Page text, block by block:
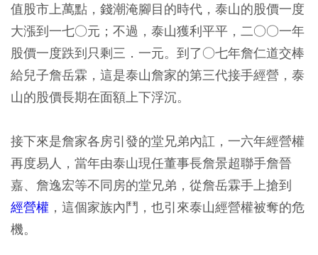
值股市上萬點，錢潮淹腳目的時代，泰山的股價一度
大漲到一七○元；不過，泰山獲利平平，二○○一年
股價一度跌到只剩三．一元。到了○七年詹仁道交棒
給兒子詹岳霖，這是泰山詹家的第三代接手經營，泰
山的股價長期在面額上下浮沉。
接下來是詹家各房引發的堂兄弟內訌，一六年經營權
再度易人，當年由泰山現任董事長詹景超聯手詹晉
嘉、詹逸宏等不同房的堂兄弟，從詹岳霖手上搶到
經營權 ，這個家族內鬥，也引來泰山經營權被奪的危
機。